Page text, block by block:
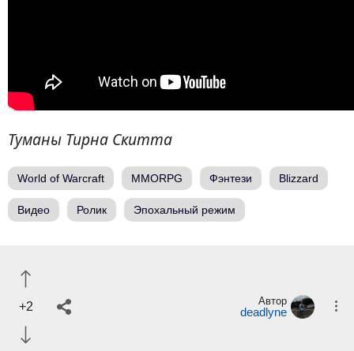
Туманы Тирна Скитта
World of Warcraft MMORPG Фэнтези Blizzard
Видео Ролик Эпохальный режим
+2 Автор
deadlyne